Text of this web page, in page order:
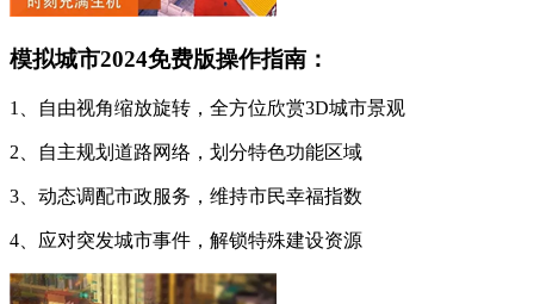
模拟城市2024免费版操作指南：
1、自由视角缩放旋转，全方位欣赏3D城市景观
2、自主规划道路网络，划分特色功能区域
3、动态调配市政服务，维持市民幸福指数
4、应对突发城市事件，解锁特殊建设资源